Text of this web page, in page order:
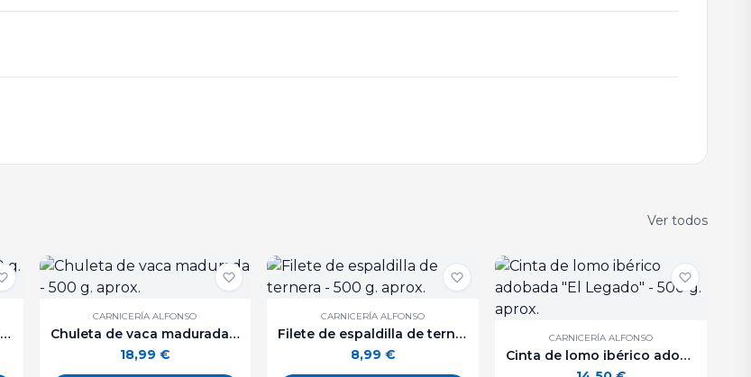
Ver todos
Morcillo de ternera - 500 g. aprox
CARNICERÍA ALFONSO
Chuleta de vaca madurada - 500 g. aprox.
18,99 €
CARNICERÍA ALFONSO
Filete de espaldilla de ternera - 500 g. aprox.
8,99 €
CARNICERÍA ALFONSO
Cinta de lomo ibérico adobada "El Legado" - 500 g. aprox.